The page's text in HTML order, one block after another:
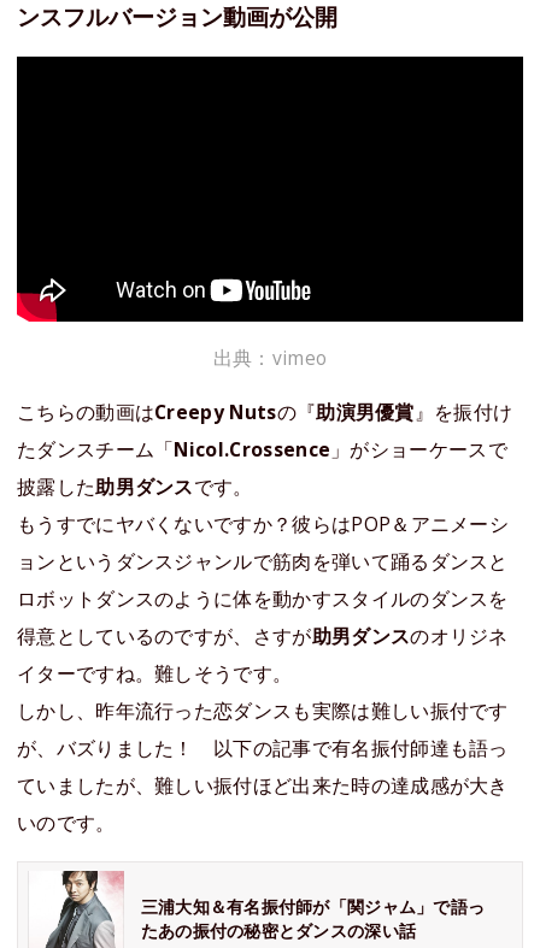
ンスフルバージョン動画が公開
出典：vimeo
こちらの動画はCreepy Nutsの『助演男優賞』を振付け
たダンスチーム「Nicol.Crossence 」がショーケースで
披露した助男ダンスです。
もうすでにヤバくないですか？彼らはPOP＆アニメーシ
ョンというダンスジャンルで筋肉を弾いて踊るダンスと
ロボットダンスのように体を動かすスタイルのダンスを
得意としているのですが、さすが助男ダンスのオリジネ
イターですね。難しそうです。
しかし、昨年流行った恋ダンスも実際は難しい振付です
が、バズりました！ 以下の記事で有名振付師達も語っ
ていましたが、難しい振付ほど出来た時の達成感が大き
いのです。
三浦大知＆有名振付師が「関ジャム」で語っ
たあの振付の秘密とダンスの深い話